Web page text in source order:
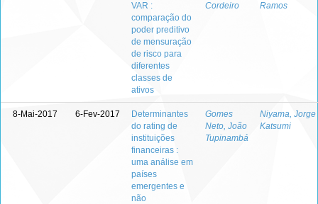
VAR :
comparação do
poder preditivo
de mensuração
de risco para
diferentes
classes de
ativos
Cordeiro
Ramos
8-Mai-2017 6-Fev-2017
Determinantes
do rating de
instituições
financeiras :
uma análise em
países
emergentes e
não
Gomes
Neto, João
Tupinambá
Niyama, Jorge
Katsumi